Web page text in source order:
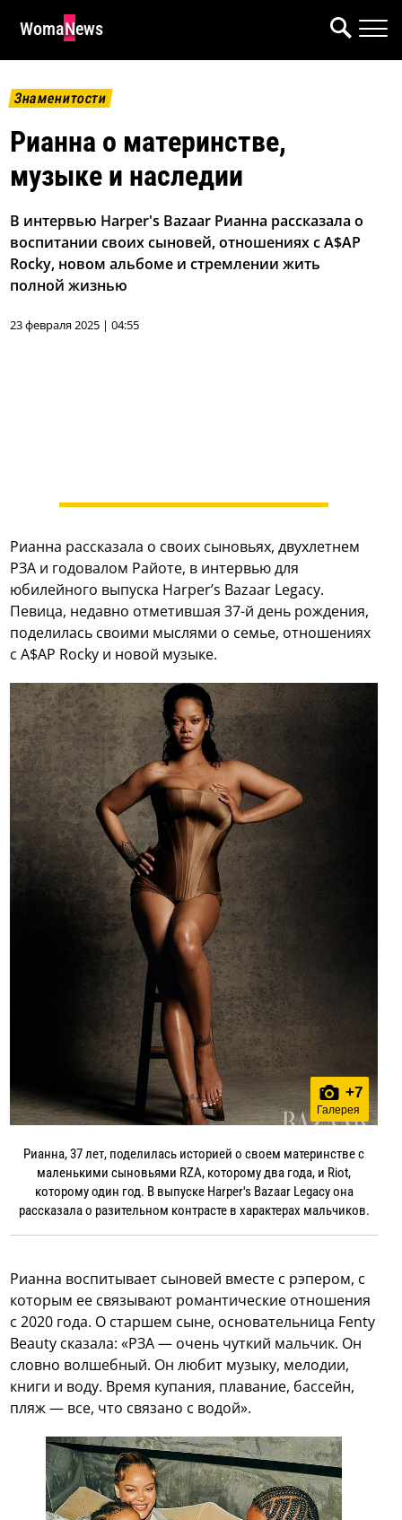
WomaNews
Знаменитости
Рианна о материнстве,
музыке и наследии
В интервью Harper's Bazaar Рианна рассказала о
воспитании своих сыновей, отношениях с A$AP
Rocky, новом альбоме и стремлении жить
полной жизнью
23 февраля 2025 | 04:55
Рианна рассказала о своих сыновьях, двухлетнем
РЗА и годовалом Райоте, в интервью для
юбилейного выпуска Harper’s Bazaar Legacy.
Певица, недавно отметившая 37-й день рождения,
поделилась своими мыслями о семье, отношениях
с A$AP Rocky и новой музыке.
+7
Галерея
Рианна, 37 лет, поделилась историей о своем материнстве с
маленькими сыновьями RZA, которому два года, и Riot,
которому один год. В выпуске Harper's Bazaar Legacy она
рассказала о разительном контрасте в характерах мальчиков.
Рианна воспитывает сыновей вместе с рэпером, с
которым ее связывают романтические отношения
с 2020 года. О старшем сыне, основательница Fenty
Beauty сказала: «РЗА — очень чуткий мальчик. Он
словно волшебный. Он любит музыку, мелодии,
книги и воду. Время купания, плавание, бассейн,
пляж — все, что связано с водой».